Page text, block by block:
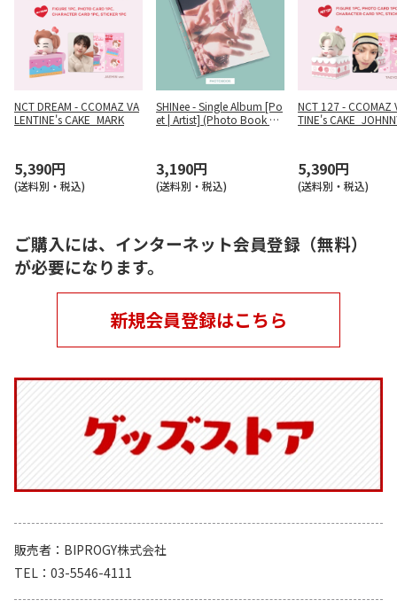
NCT DREAM - CCOMAZ VA
LENTINE's CAKE_MARK
5,390円
(送料別・税込)
SHINee - Single Album [Po
et | Artist] (Photo Book Ve
3,190円
(送料別・税込)
NCT 127 - CCOMAZ
TINE's
5,390円
(送料別・税込)
ご購入には、インターネット会員登録（無料）
が必要になります。
新規会員登録はこちら
販売者
BIPROGY株式会社
TEL
03-5546-4111